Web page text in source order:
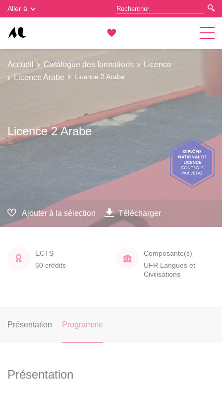
Aller à
Accueil Catalogue des formations
Licence
Licence Arabe
Licence 2 Arabe
Licence 2 Arabe
Ajouter à la sélection Télécharger
ECTS
60 crédits
Composante(s)
UFR Langues et
Civilisations
Présentation Programme
Présentation
Gestion des cookies